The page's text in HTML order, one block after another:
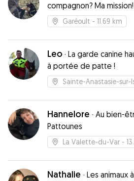
compagnon? Ma mission!
Garéoult - 11.69 km
Leo · La garde canine
à portée de patte !
Sainte-Anastasie-sur-
Hannelore · Au bien-
Pattounes
La Valette-du-Var -
Nathalie · Les animaux